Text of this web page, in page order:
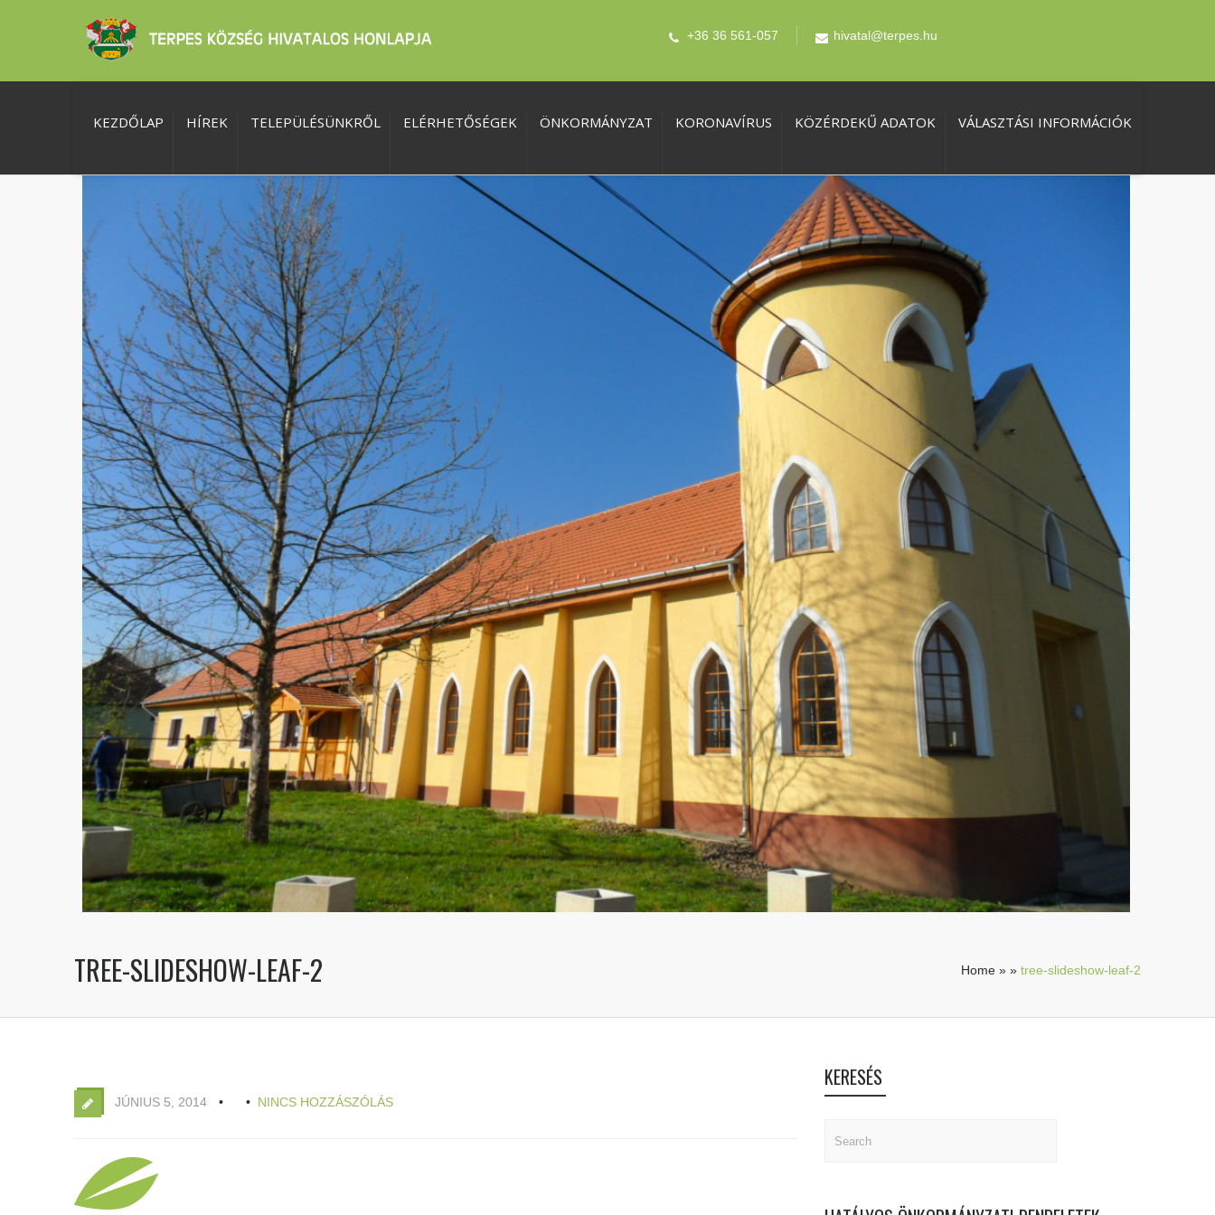
+36 36 561-057 hivatal@terpes.hu
KEZDŐLAP HÍREK TELEPÜLÉSÜNKRŐL ELÉRHETŐSÉGEK ÖNKORMÁNYZAT KORONAVÍRUS KÖZÉRDEKŰ ADATOK VÁLASZTÁSI INFORMÁCIÓK
TREE-SLIDESHOW-LEAF-2 Home » » tree-slideshow-leaf-2
JÚNIUS 5, 2014 NINCS HOZZÁSZÓLÁS
KERESÉS